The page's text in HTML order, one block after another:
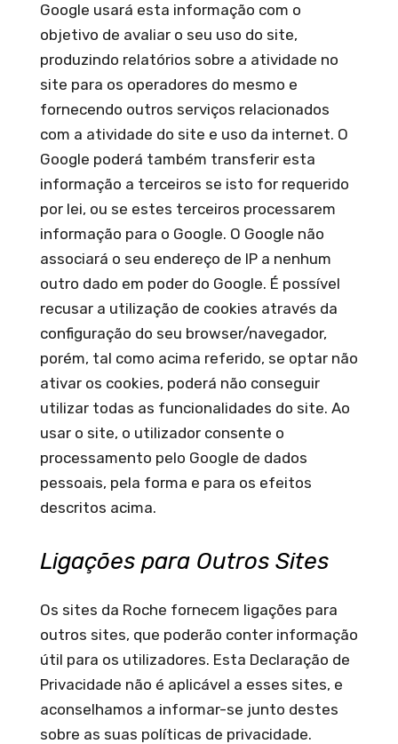
Google usará esta informação com o
objetivo de avaliar o seu uso do site,
produzindo relatórios sobre a atividade no
site para os operadores do mesmo e
fornecendo outros serviços relacionados
com a atividade do site e uso da internet. O
Google poderá também transferir esta
informação a terceiros se isto for requerido
por lei, ou se estes terceiros processarem
informação para o Google. O Google não
associará o seu endereço de IP a nenhum
outro dado em poder do Google. É possível
recusar a utilização de cookies através da
configuração do seu browser/navegador,
porém, tal como acima referido, se optar não
ativar os cookies, poderá não conseguir
utilizar todas as funcionalidades do site. Ao
usar o site, o utilizador consente o
processamento pelo Google de dados
pessoais, pela forma e para os efeitos
descritos acima.
Ligações para Outros Sites
Os sites da Roche fornecem ligações para
outros sites, que poderão conter informação
útil para os utilizadores. Esta Declaração de
Privacidade não é aplicável a esses sites, e
aconselhamos a informar-se junto destes
sobre as suas políticas de privacidade.